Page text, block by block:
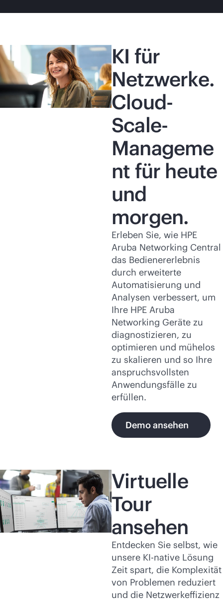
KI für
Netzwerke.
Cloud-
Scale-
Manageme
nt für heute
und
morgen.
Erleben Sie, wie HPE
Aruba Networking Central
das Bedienererlebnis
durch erweiterte
Automatisierung und
Analysen verbessert, um
Ihre HPE Aruba
Networking Geräte zu
diagnostizieren, zu
optimieren und mühelos
zu skalieren und so Ihre
anspruchsvollsten
Anwendungsfälle zu
erfüllen.
Demo ansehen
Virtuelle
Tour
ansehen
Entdecken Sie selbst, wie
unsere KI-native Lösung
Zeit spart, die Komplexität
von Problemen reduziert
und die Netzwerkeffizienz